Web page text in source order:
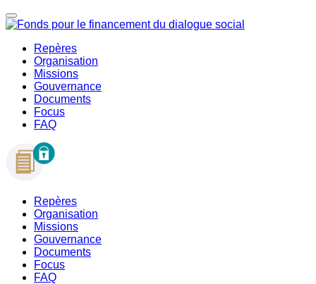
Repères
Organisation
Missions
Gouvernance
Documents
Focus
FAQ
Repères
Organisation
Missions
Gouvernance
Documents
Focus
FAQ